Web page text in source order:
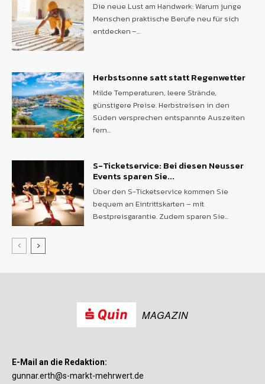
Die neue Lust am Handwerk: Warum junge
Menschen praktische Berufe neu für sich
entdecken –...
Herbstsonne satt statt Regenwetter
Milde Temperaturen, leere Strände,
günstigere Preise. Herbstreisen in den
Süden versprechen entspannte Auszeiten
fern...
S-Ticketservice: Bei diesen Neusser
Events sparen Sie...
Über den S-Ticketservice kommen Sie
bequem an Eintrittskarten – mit
Bestpreisgarantie. Zudem sparen Sie...
MAGAZIN
E-Mail an die Redaktion:
gunnar.erth@s-markt-mehrwert.de